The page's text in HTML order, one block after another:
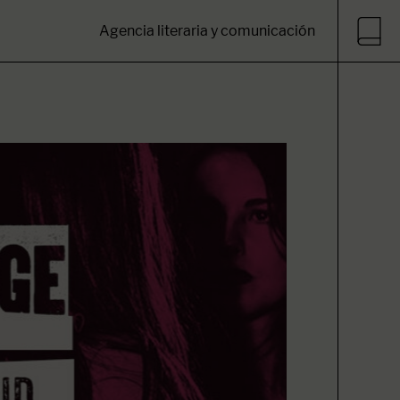
Agencia literaria y comunicación